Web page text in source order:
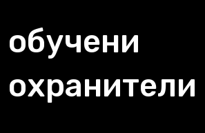
обучени
охранители